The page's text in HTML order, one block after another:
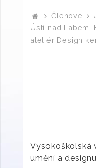
Členové
Ústí nad Labem,
ateliér Design
Vysokoškolská
umění a designu